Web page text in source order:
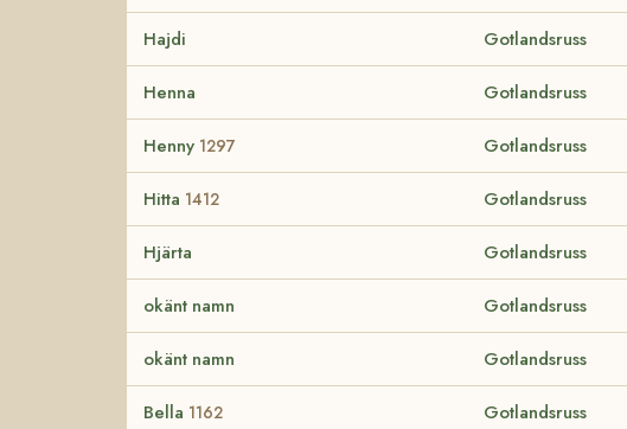
Hajdi Gotlandsruss
Henna Gotlandsruss
Henny 1297 Gotlandsruss
Hitta 1412 Gotlandsruss
Hjärta Gotlandsruss
okänt namn Gotlandsruss
okänt namn Gotlandsruss
Bella 1162 Gotlandsruss